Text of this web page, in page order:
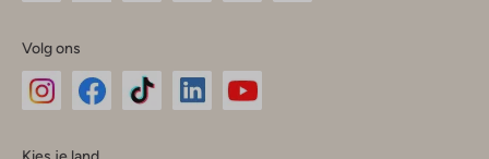
Volg ons